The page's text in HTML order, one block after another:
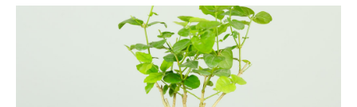
观赏性较高，叶子翠绿茂盛，花朵洁白无瑕，摆放在家中能起到装
饰美观的作用，并且，茉莉花能散发香味，还能吸收有害气体，释
放出氧气，提高空气质量，促使人们呼吸更顺畅。